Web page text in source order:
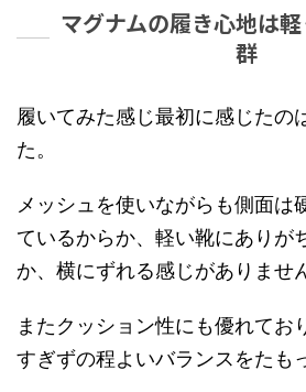
マグナムの履き心地は
群
履いてみた感じ最初に感じたの
た。
メッシュを使いながらも側面は
ているからか、軽い靴にありが
か、横にずれる感じがありませ
またクッション性にも優れてお
すぎずの程よいバランスをたも